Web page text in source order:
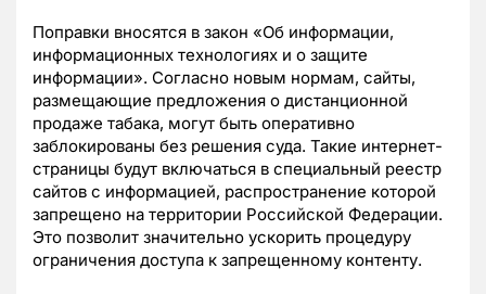
Поправки вносятся в закон «Об информации,
информационных технологиях и о защите
информации». Согласно новым нормам, сайты,
размещающие предложения о дистанционной
продаже табака, могут быть оперативно
заблокированы без решения суда. Такие интернет-
страницы будут включаться в специальный реестр
сайтов с информацией, распространение которой
запрещено на территории Российской Федерации.
Это позволит значительно ускорить процедуру
ограничения доступа к запрещенному контенту.